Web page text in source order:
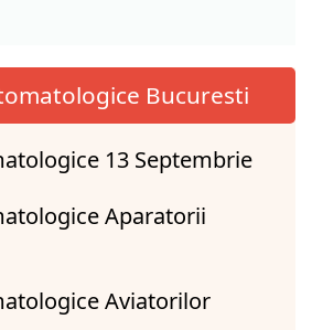
Bucuresti
13 Septembrie
Aparatorii
Aviatorilor